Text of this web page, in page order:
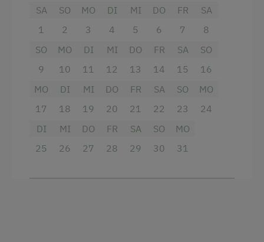
Bitte beachte: Es gibt keine Sanitäranlagen oder
Entsorgungsmöglichkeiten für Chemietoiletten –
Wohnmobilegeeignet. Entsorgungsmöglichkeit
am Toskanaparkplatz Nähe Schloß Orth
Lage zum Verlieben
Nur 200 Meter zur Haltestelle der
Traunsee-Tram – ideal für Ausflüge ohne
Auto
SA
1
SO
2
MO
3
DI
4
MI
5
DO
6
FR
7
SA
8
SO
9
MO
10
DI
11
MI
12
DO
13
FR
14
SA
15
SO
16
MO
17
DI
18
MI
19
DO
20
FR
21
SA
22
SO
23
MO
24
DI
25
MI
26
DO
27
FR
28
SA
29
SO
30
MO
31